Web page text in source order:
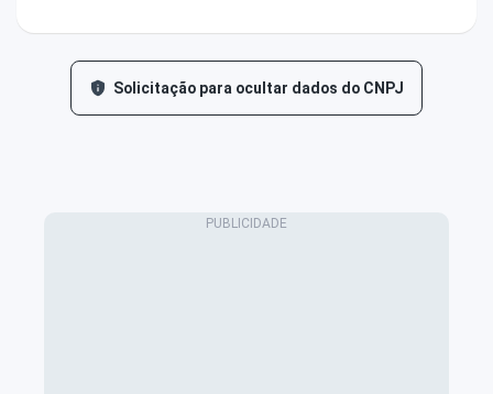
Solicitação para ocultar dados do CNPJ